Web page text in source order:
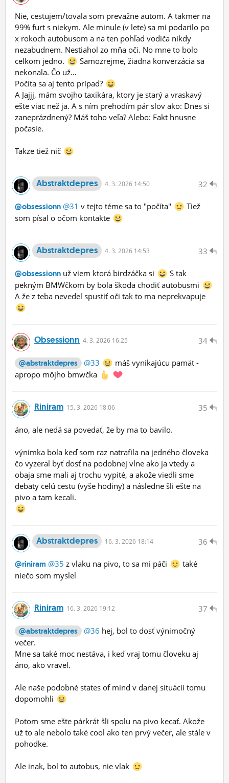
Nie, cestujem/tovala som prevažne autom. A takmer na
99% furt s niekym. Ale minule (v lete) sa mi podarilo po
x rokoch autobusom a na ten pohľad vodiča nikdy
nezabudnem. Nestiahol zo mňa oči. No mne to bolo
celkom jedno.
Samozrejme, žiadna konverzácia sa
nekonala. Čo už…
Počíta sa aj tento prípad?
A Jajjj, mám svojho taxikára, ktory je starý a vraskavý
ešte viac než ja. A s ním prehodím pár slov ako: Dnes si
zaneprázdnený? Máš toho veľa? Alebo: Fakt hnusne
počasie.
Takze tiež nič
32
Abstraktdepres 4. 3. 2026 14:50
@obsessionn @31 v tejto téme sa to "počíta"
Tiež
som písal o očom kontakte
33
Abstraktdepres 4. 3. 2026 14:53
@obsessionn už viem ktorá birdzáčka si
S tak
pekným BMWčkom by bola škoda chodiť autobusmi
A že z teba nevedel spustiť oči tak to ma neprekvapuje
34
Obsessionn 4. 3. 2026 16:25
@abstraktdepres @33
máš vynikajúcu pamät -
apropo môjho bmwčka
35
Riniram 15. 3. 2026 18:06
áno, ale nedá sa povedať, že by ma to bavilo.
výnimka bola keď som raz natrafila na jedného človeka
čo vyzeral byť dosť na podobnej vlne ako ja vtedy a
obaja sme mali aj trochu vypité, a akože viedli sme
debaty celú cestu (vyše hodiny) a následne šli ešte na
pivo a tam kecali.
36
Abstraktdepres 16. 3. 2026 18:14
@riniram @35 z vlaku na pivo, to sa mi páči
také
niečo som myslel
37
Riniram 16. 3. 2026 19:12
@abstraktdepres @36 hej, bol to dosť výnimočný
večer.
Mne sa také moc nestáva, i keď vraj tomu človeku aj
áno, ako vravel.
Ale naše podobné states of mind v danej situácii tomu
dopomohli
Potom sme ešte párkrát šli spolu na pivo kecať. Akože
už to ale nebolo také cool ako ten prvý večer, ale stále v
pohodke.
Ale inak, bol to autobus, nie vlak